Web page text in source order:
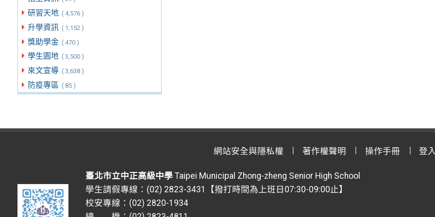
研習天地 ( 4,576 )
升學資訊 ( 1,152 )
獎助學金 ( 470 )
學生園地 ( 3,500 )
來文宣導 ( 3,638 )
防疫專區 ( 85 )
網站安全與隱私權 著作權聲明 操作手冊 登
臺北市立中正高級中學 Taipei Municipal Zhong-zheng Senior High School
學生請假專線：(02) 2823-3431【撥打時間為上班日07:30-09:00止】
校安專線：(02) 2820-1934